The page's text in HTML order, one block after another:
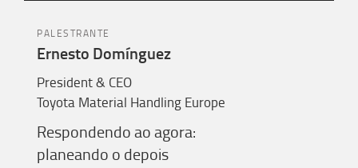
PALESTRANTE
Ernesto Domínguez
President & CEO
Toyota Material Handling Europe
Respondendoaoagora:
planeando o depois